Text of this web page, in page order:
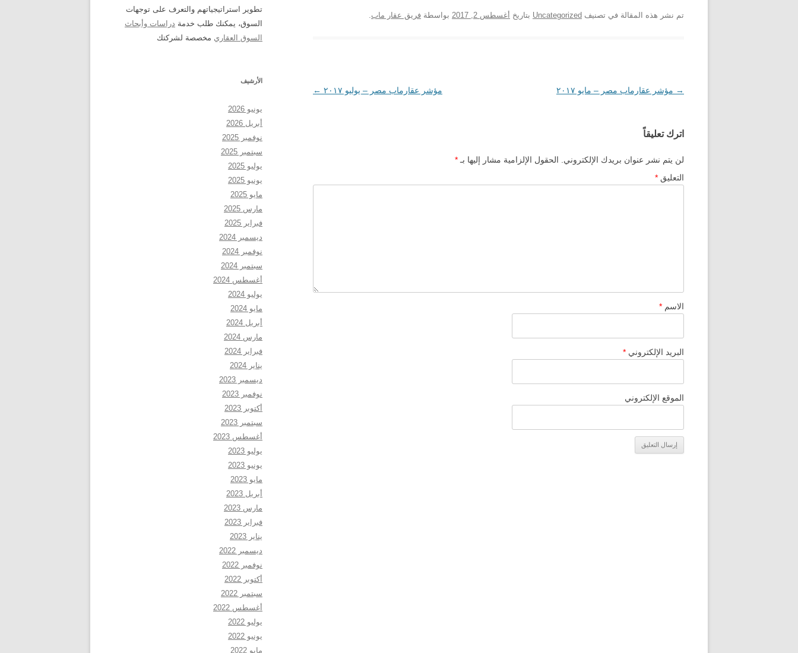
تم نشر هذه المقالة في تصنيف Uncategorized بتاريخ أغسطس 2, 2017 بواسطة فريق عقار ماب
تصفّح
→ مؤشر عقارماب مصر – مايو ٢٠١٧ مؤشر عقارماب مصر – يوليو ٢٠١٧ ←
اترك تعليقاً
لن يتم نشر عنوان بريدك الإلكتروني. الحقول الإلزامية مشار إليها بـ *
التعليق *
الاسم *
البريد الإلكتروني *
الموقع الإلكتروني
تطوير استراتيجياتهم والتعرف على توجهات
السوق، يمكنك طلب خدمة دراسات وأبحاث
السوق العقاري مخصصة لشركتك
الأرشيف
يونيو 2026
أبريل 2026
نوفمبر 2025
سبتمبر 2025
يوليو 2025
يونيو 2025
مايو 2025
مارس 2025
فبراير 2025
ديسمبر 2024
نوفمبر 2024
سبتمبر 2024
أغسطس 2024
يوليو 2024
مايو 2024
أبريل 2024
مارس 2024
فبراير 2024
يناير 2024
ديسمبر 2023
نوفمبر 2023
أكتوبر 2023
سبتمبر 2023
أغسطس 2023
يوليو 2023
يونيو 2023
مايو 2023
أبريل 2023
مارس 2023
فبراير 2023
يناير 2023
ديسمبر 2022
نوفمبر 2022
أكتوبر 2022
سبتمبر 2022
أغسطس 2022
يوليو 2022
يونيو 2022
مايو 2022